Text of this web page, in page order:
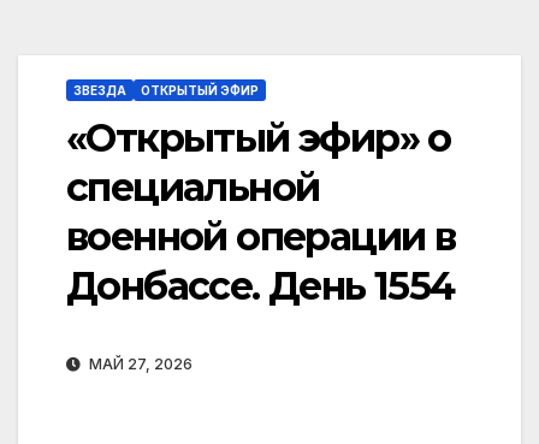
ЗВЕЗДА ОТКРЫТЫЙ ЭФИР
«Открытый эфир» о
специальной
военной операции в
Донбассе. День 1554
МАЙ 27, 2026